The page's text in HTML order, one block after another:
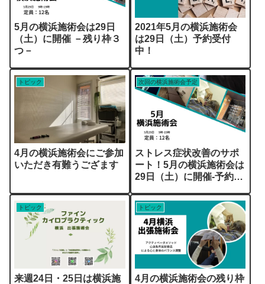
5月の横浜施術会は29日
（土）に開催 －残り枠３
つ－
2021年5月の横浜施術会
は29日（土）予約受付
中！
トピック
4月の横浜施術会にご参加
いただき有難うござます
次回の横浜施術会予定
ストレス症状改善のサポ
ート！5月の横浜施術会は
29日（土）に開催-予約受
トピック
来週24日・25日は横浜施
トピック
4月の横浜施術会の残り枠